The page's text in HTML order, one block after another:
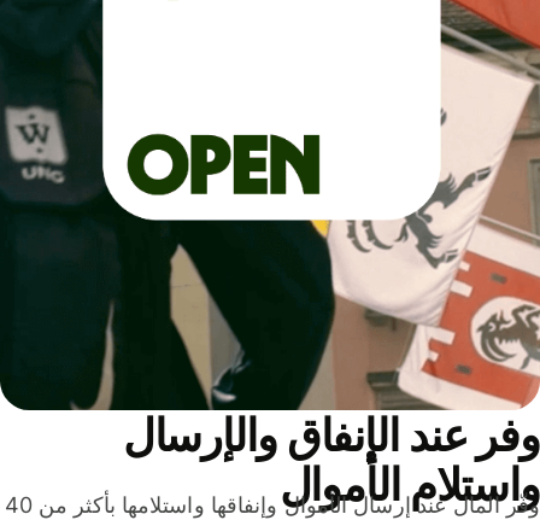
عند الإنفاق والإرسال
الأموال
وفّر المال عند إرسال الأموال وإنفاقها واستلامها بأكثر من 40